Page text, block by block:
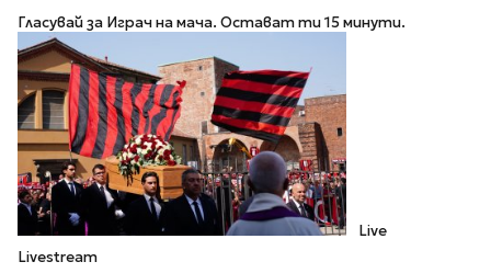
Гласувай за Играч на мача. Остават ти 15 минути.
Live
Livestream